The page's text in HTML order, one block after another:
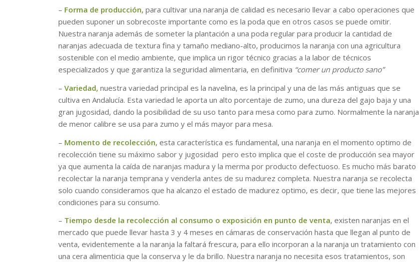
– Forma de producción, para cultivar una naranja de calidad es necesario llevar a cabo operaciones que
pueden suponer un sobrecoste importante como es la poda que en otros casos se puede omitir.
Nuestra naranja además de someter la plantación a una poda regular para producir la cantidad de
naranjas adecuada de textura fina y tamaño mediano-alto, producimos la naranja con una agricultura
sostenible con el medio ambiente, que implica un rigor técnico gracias a la labor de técnicos
especializados y que garantiza la seguridad alimentaria, en definitiva “comer un producto sano”
–Variedad, nuestra variedad principal es la navelina, es la principal y una de las más antiguas que se
cultiva en Andalucía. Esta variedad le aporta un alto porcentaje de zumo, una dureza del gajo baja y una
gran jugosidad, dando la posibilidad de su uso tanto para mesa como para zumo. Normalmente la naranja
de menor calibre se usa para zumo y el más mayor para mesa.
– Momento de recolección, esta característica es fundamental, una naranja en el momento optimo de
recolección tiene su máximo sabor y jugosidad pero esto implica que el coste de producción sea mayor
ya que aumenta la caída de naranjas madura y la merma por producto defectuoso. Es mucho más barato
recolectar la naranja temprana y venderla antes de su madurez completa. Nuestra naranja se recolecta
solo cuando consideramos que ha alcanzo el estado de madurez optimo, es decir, que tiene las mejores
condiciones para su consumo.
– Tiempo desde la recolección al consumo o exposición en punto de venta, existen naranjas en el
mercado que puede llevar hasta 3 y 4 meses en cámaras de conservación hasta que llegan al punto de
venta, evidentemente a la naranja la faltará frescura, para ello incorporan a la naranja un tratamiento con
una cera alimenticia que la conserva y le da brillo. Nuestra naranja no necesita esos tratamientos, son